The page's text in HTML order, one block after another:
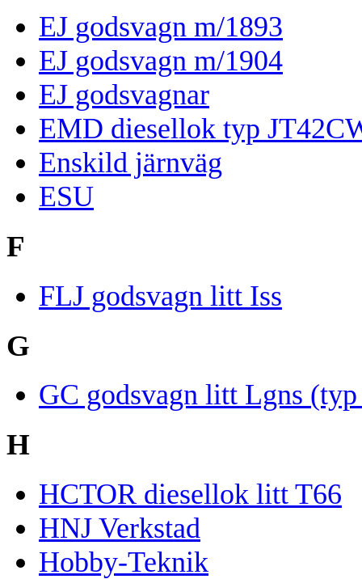
EJ godsvagn m/1893
EJ godsvagn m/1904
EJ godsvagnar
EMD diesellok typ
Enskild järnväg
ESU
F
FLJ godsvagn litt Iss
G
GC godsvagn litt Lgns
H
HCTOR diesellok litt T66
HNJ Verkstad
Hobby-Teknik